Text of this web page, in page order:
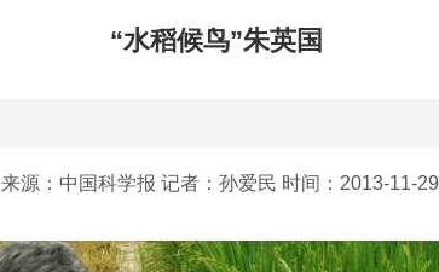
“水稻候鸟”朱英国
来源：中国科学报 记者：孙爱民 时间：2013-11-29